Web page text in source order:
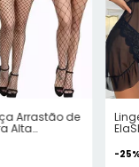
Arrastão de
Alta
-25